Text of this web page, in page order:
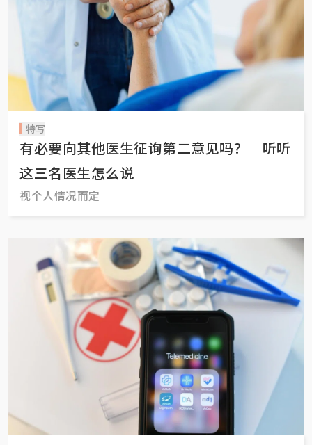
特写
有必要向其他医生征询第二意见吗？ 听听
这三名医生怎么说
视个人情况而定